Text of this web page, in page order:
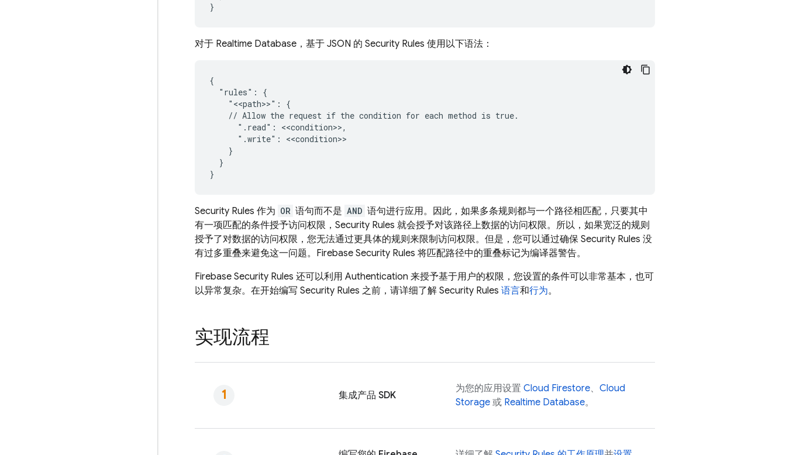
对于 Realtime Database ，基于 JSON 的 Security Rules 使用以下语法：
{
  "rules": {
    "<<path>>": {
    // Allow the request if the condition for each method is true.
      ".read": <<condition>>,
      ".write": <<condition>>
    }
  }
Security Rules 作为 OR 语句而不是 AND 语句进行应用。因此，如果多条规则都与一个路径相匹配，只要其中
有一项匹配的条件授予访问权限， Security Rules 就会授予对该路径上数据的访问权限。所以，如果宽泛的规则
授予了对数据的访问权限，您无法通过更具体的规则来限制访问权限。但是，您可以通过确保 Security Rules 没
有过多重叠来避免这一问题。 Firebase Security Rules 将匹配路径中的重叠标记为编译器警告。
Firebase Security Rules 还可以利用 Authentication 来授予基于用户的权限，您设置的条件可以非常基本，也可
以异常复杂。在开始编写 Security Rules 之前，请详细了解 Security Rules 语言和行为。
实现流程
集成产品 SDK
为您的应用设置 Cloud Firestore、 Cloud
Storage 或 Realtime Database。